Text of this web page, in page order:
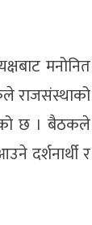
मनोनित
राजसंस्थाको
छ । बैठकले
दर्शनार्थी र